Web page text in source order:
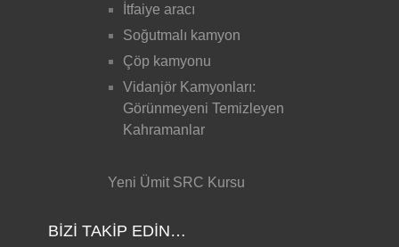
İtfaiye aracı
Soğutmalı kamyon
Çöp kamyonu
Vidanjör Kamyonları:
Görünmeyeni Temizleyen
Kahramanlar
Yeni Ümit SRC Kursu
BIZI TAKIP EDIN…